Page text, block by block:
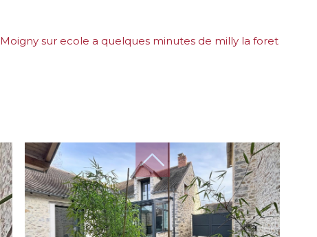
moigny sur ecole a quelques minutes de milly la foret